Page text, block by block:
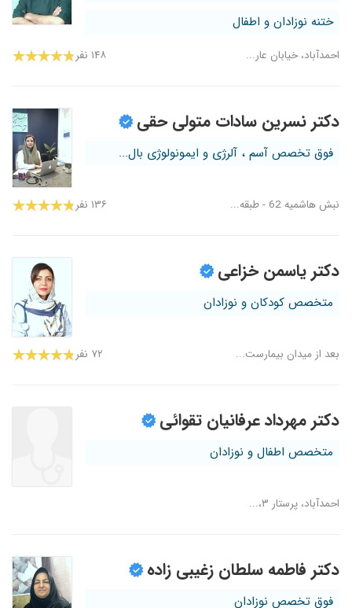
ختنه نوزادان و اطفال
احمدآباد، خیابان عار... ۱۴۸ نفر
دکتر نسرین سادات متولی حقی
فوق تخصص آسم ، آلرژی و ایمونولوژی بال...
نبش هاشمیه 62 - طبقه... ۱۳۶ نفر
دکتر یاسمن خزاعی
متخصص کودکان و نوزادان
بعد از میدان بیمارست... ۷۲ نفر
دکتر مهرداد عرفانیان تقوائی
متخصص اطفال و نوزادان
احمدآباد، پرستار ۳،...
دکتر فاطمه سلطان زغیبی زاده
فوق تخصص نوزادان